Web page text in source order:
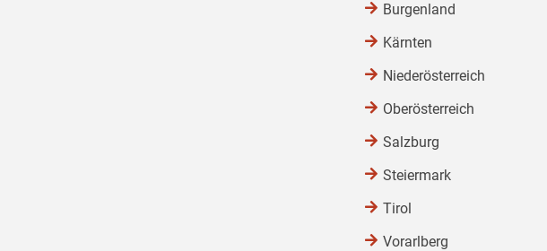
Burgenland
Kärnten
Niederösterreich
Oberösterreich
Salzburg
Steiermark
Tirol
Vorarlberg